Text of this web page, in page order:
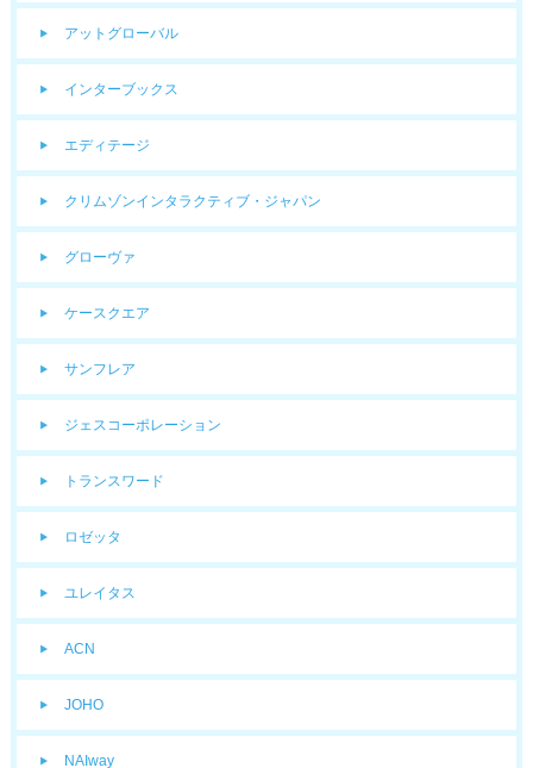
アットグローバル
インターブックス
エディテージ
クリムゾンインタラクティブ・ジャパン
グローヴァ
ケースクエア
サンフレア
ジェスコーポレーション
トランスワード
ロゼッタ
ユレイタス
ACN
JOHO
NAIway